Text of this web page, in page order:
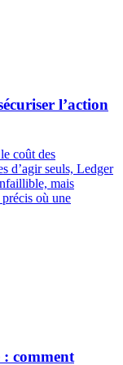
l’action
coût des
d’agir seuls, Ledger
mais
où une
comment